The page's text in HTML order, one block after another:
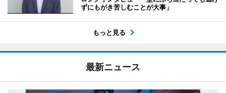
ずにもがき苦しむことが大事」
もっと見る
最新ニュース